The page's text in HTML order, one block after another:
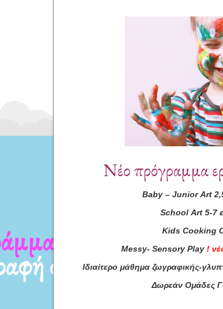
σας τώρα!
Νέο πρόγραμμα
Baby– Junior Art
School Art 5-7
Kids Cooking
Messy- Sensory Play !
Ιδιαίτερο μάθημα ζωγραφικής-
Δωρεάν Ομάδες